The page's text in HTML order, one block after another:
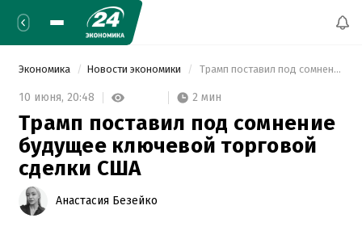
Экономика Новости экономики Трамп поставил под сомнение будущее ключевой торговой сделки США
10 июня, 20:48 2 мин
Трамп поставил под сомнение
будущее ключевой торговой
сделки США
Анастасия Безейко